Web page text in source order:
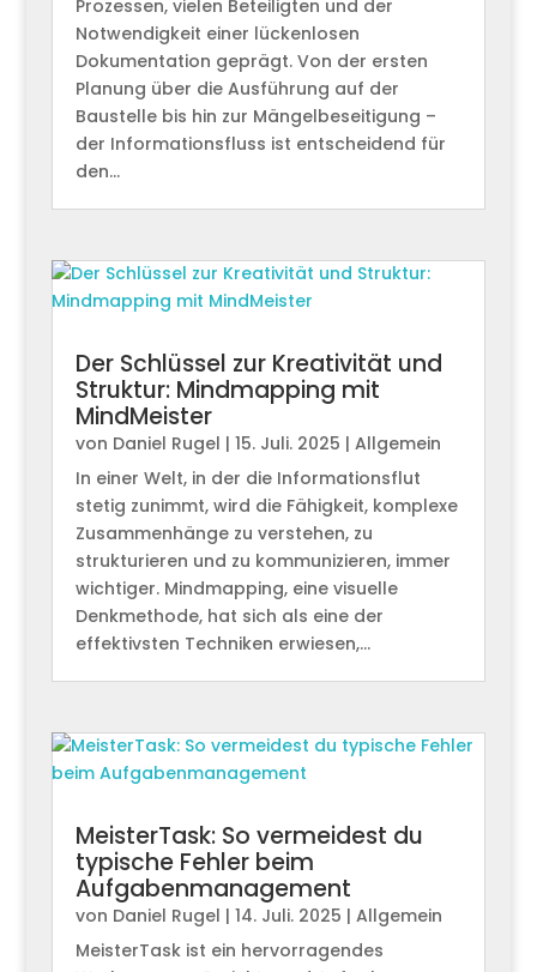
Prozessen, vielen Beteiligten und der
Notwendigkeit einer lückenlosen
Dokumentation geprägt. Von der ersten
Planung über die Ausführung auf der
Baustelle bis hin zur Mängelbeseitigung –
der Informationsfluss ist entscheidend für
den...
Der Schlüssel zur Kreativität und
Struktur: Mindmapping mit
MindMeister
von Daniel Rugel | 15. Juli. 2025 | Allgemein
In einer Welt, in der die Informationsflut
stetig zunimmt, wird die Fähigkeit, komplexe
Zusammenhänge zu verstehen, zu
strukturieren und zu kommunizieren, immer
wichtiger. Mindmapping, eine visuelle
Denkmethode, hat sich als eine der
effektivsten Techniken erwiesen,...
MeisterTask: So vermeidest du
typische Fehler beim
Aufgabenmanagement
von Daniel Rugel | 14. Juli. 2025 | Allgemein
MeisterTask ist ein hervorragendes